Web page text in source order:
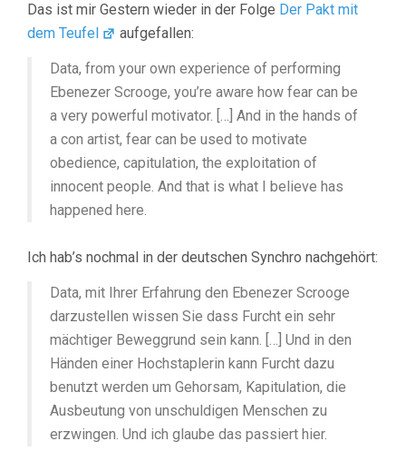
Das ist mir Gestern wieder in der Folge Der Pakt mit
dem Teufel
aufgefallen:
Data, from your own experience of performing
Ebenezer Scrooge, you’re aware how fear can be
a very powerful motivator. […] And in the hands of
a con artist, fear can be used to motivate
obedience, capitulation, the exploitation of
innocent people. And that is what I believe has
happened here.
Ich hab’s nochmal in der deutschen Synchro nachgehört:
Data, mit Ihrer Erfahrung den Ebenezer Scrooge
darzustellen wissen Sie dass Furcht ein sehr
mächtiger Beweggrund sein kann. […] Und in den
Händen einer Hochstaplerin kann Furcht dazu
benutzt werden um Gehorsam, Kapitulation, die
Ausbeutung von unschuldigen Menschen zu
erzwingen. Und ich glaube das passiert hier.